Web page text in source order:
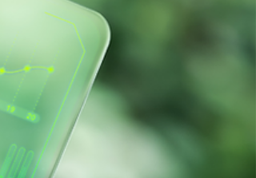
正式發布。此舉不僅將大幅簡化企業的碳報告流
程，更象徵著全球碳盤查規範即將邁向高度統一的
全新里程碑。